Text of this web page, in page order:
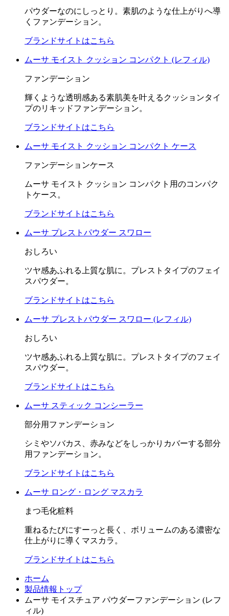
パウダーなのにしっとり。素肌のような仕上がりへ導
くファンデーション。
ブランドサイトはこちら
ムーサ モイスト クッション コンパクト (レフィル)
ファンデーション
輝くような透明感ある素肌美を叶えるクッションタイ
プのリキッドファンデーション。
ブランドサイトはこちら
ムーサ モイスト クッション コンパクト ケース
ファンデーションケース
ムーサ モイスト クッション コンパクト用のコンパク
トケース。
ブランドサイトはこちら
ムーサ プレストパウダー スワロー
おしろい
ツヤ感あふれる上質な肌に。プレストタイプのフェイ
スパウダー。
ブランドサイトはこちら
ムーサ プレストパウダー スワロー (レフィル)
おしろい
ツヤ感あふれる上質な肌に。プレストタイプのフェイ
スパウダー。
ブランドサイトはこちら
ムーサ スティック コンシーラー
部分用ファンデーション
シミやソバカス、赤みなどをしっかりカバーする部分
用ファンデーション。
ブランドサイトはこちら
ムーサ ロング・ロング マスカラ
まつ毛化粧料
重ねるたびにすーっと長く、ボリュームのある濃密な
仕上がりに導くマスカラ。
ブランドサイトはこちら
ホーム
製品情報トップ
ムーサ モイスチュア パウダーファンデーション (レフ
ィル)